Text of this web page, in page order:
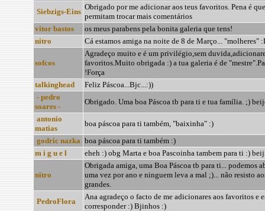
Siebzigs-Eins
Obrigado por me adicionar aos teus favoritos. Pena é
permitam trocar mais comentários
vitor bastos
os meus parabens pela bonita galeria que tens!
nitro
Cá estamos amiga na noite de 8 de Março... "molheres"
sofcos
Agradeço muito e é um privilégio,sem
favoritos.Muito obrigada :) a tua galeria é de
!Força
talkinghead
Feliz Páscoa...Bjc...:))
- pedro
soares -
Obrigado. Uma boa Páscoa tb para ti e tua família. ;)
antonio
matias
boa páscoa para ti também, "baixinha" :)
godric nazka boa páscoa para ti também :)
m i g u e l
eheh :) obg Marta e boa Pascoinha tambem para ti :)
nitro
Obrigada amiga, uma Boa Páscoa tb para ti... podemos
uma vez por ano e ninguem leva a mal ;)... não resisto
grandes.
PedroFlora
Ana agradeço o facto de me adicionares aos favoritos e
corresponder :) Bjinhos :)